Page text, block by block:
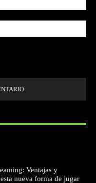
Ventajas y
nueva forma de jugar